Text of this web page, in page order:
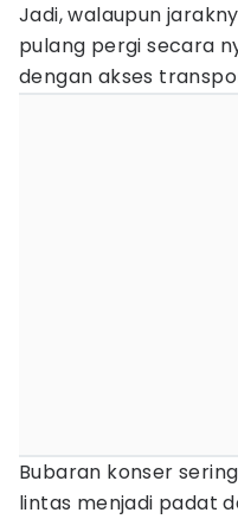
Jadi, walaupun
pulang pergi secara
dengan akses
Bubaran konser
lintas menjadi padat